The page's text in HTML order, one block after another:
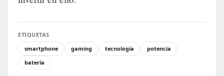
ETIQUETAS
smartphone
gaming tecnología
potencia
batería